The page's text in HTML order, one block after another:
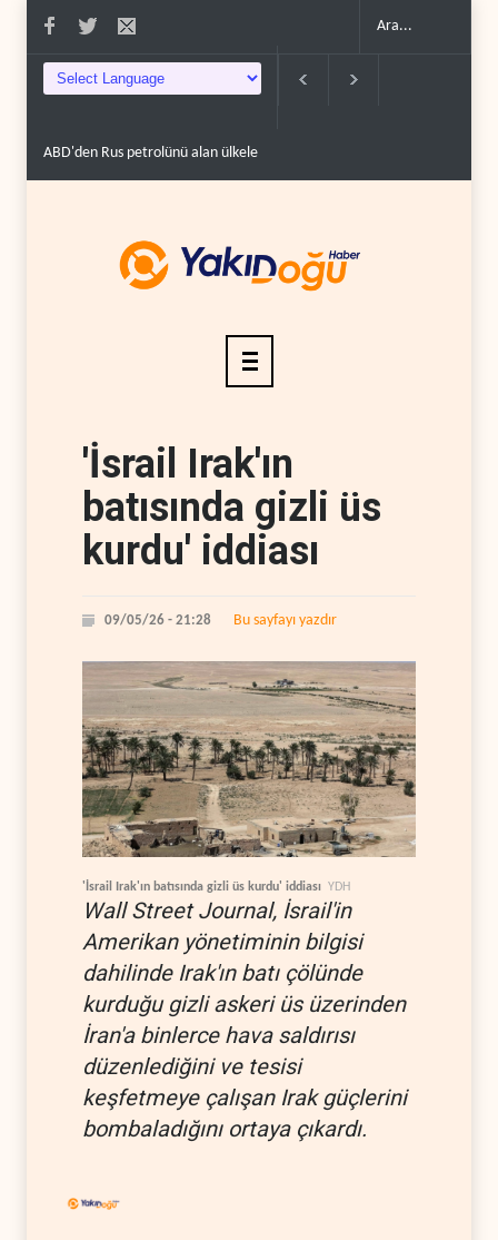
100'e varan g�.. Demokratlar Trump için azil süreci yerine soruşturma
'İsrail Irak'ın
batısında gizli üs
kurdu' iddiası
09/05/26 - 21:28 Bu sayfayı yazdır
'İsrail Irak'ın batısında gizli üs kurdu' iddiası YDH
Wall Street Journal, İsrail'in
Amerikan yönetiminin bilgisi
dahilinde Irak'ın batı çölünde
kurduğu gizli askeri üs üzerinden
İran'a binlerce hava saldırısı
düzenlediğini ve tesisi
keşfetmeye çalışan Irak güçlerini
bombaladığını ortaya çıkardı.